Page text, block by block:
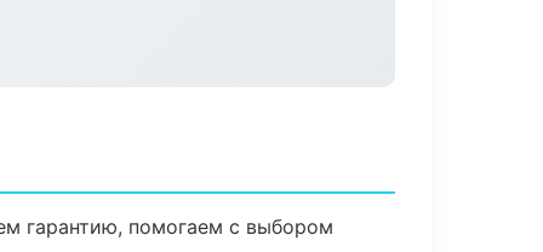
гарантию, помогаем с выбором